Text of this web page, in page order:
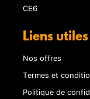
CE6
Liens utiles
Nos offres
Termes et
Politique de